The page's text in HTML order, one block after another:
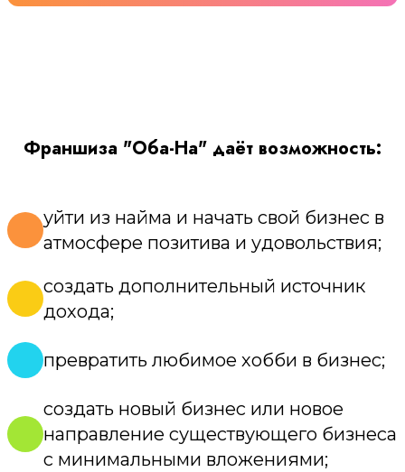
Франшиза "Оба-На" даёт возможность:
уйти из найма и начать свой бизнес в
атмосфере позитива и удовольствия;
создать дополнительный источник
дохода;
превратить любимое хобби в бизнес;
создать новый бизнес или новое
направление существующего бизнеса
с минимальными вложениями;